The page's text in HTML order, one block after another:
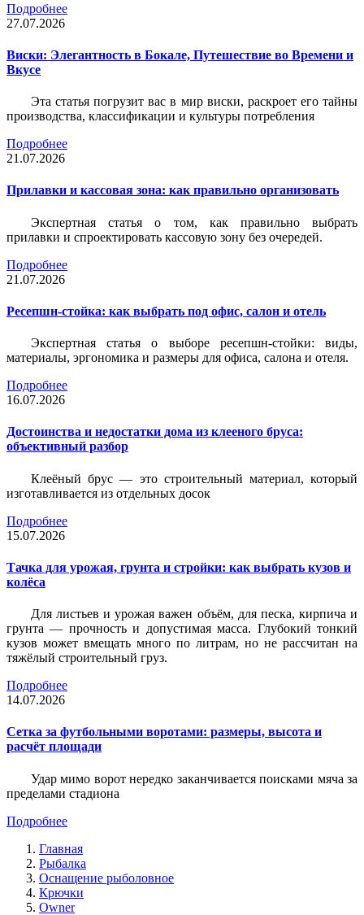
Подробнее
27.07.2026
Виски: Элегантность в Бокале, Путешествие во Времени и
Вкусе
Эта статья погрузит вас в мир виски, раскроет его тайны
производства, классификации и культуры потребления
Подробнее
21.07.2026
Прилавки и кассовая зона: как правильно организовать
Экспертная статья о том, как правильно выбрать
прилавки и спроектировать кассовую зону без очередей.
Подробнее
21.07.2026
Ресепшн-стойка: как выбрать под офис, салон и отель
Экспертная статья о выборе ресепшн-стойки: виды,
материалы, эргономика и размеры для офиса, салона и отеля.
Подробнее
16.07.2026
Достоинства и недостатки дома из клееного бруса:
объективный разбор
Клеёный брус — это строительный материал, который
изготавливается из отдельных досок
Подробнее
15.07.2026
Тачка для урожая, грунта и стройки: как выбрать кузов и
колёса
Для листьев и урожая важен объём, для песка, кирпича и
грунта — прочность и допустимая масса. Глубокий тонкий
кузов может вмещать много по литрам, но не рассчитан на
тяжёлый строительный груз.
Подробнее
14.07.2026
Сетка за футбольными воротами: размеры, высота и
расчёт площади
Удар мимо ворот нередко заканчивается поисками мяча за
пределами стадиона
Подробнее
Главная
Рыбалка
Оснащение рыболовное
Крючки
Owner